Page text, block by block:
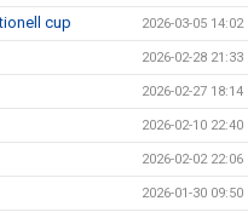
cup 2026-03-05 14:02
2026-02-28 21:33
2026-02-27 18:14
2026-02-10 22:40
2026-02-02 22:06
2026-01-30 09:50